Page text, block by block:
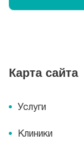
Карта сайта
Услуги
Клиники